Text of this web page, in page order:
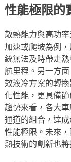
性能極限的
散熱能力與高功
加速或爬坡為例
統無法及時帶走
航里程。另一方
效液冷方案的轉
化性能，更具備
趨勢來看，各大
通道的組合，達
性能極限。未來
熱技術的創新也